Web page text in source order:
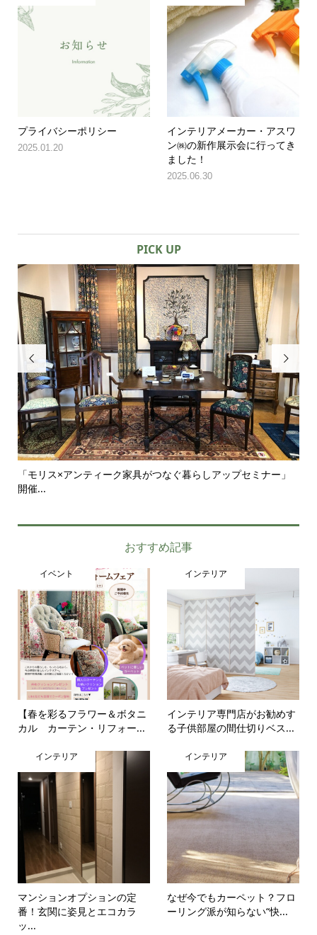
プライバシーポリシー
2025.01.20
インテリアメーカー・アスワ
ン㈱の新作展示会に行ってき
ました！
2025.06.30
PICK UP

シンプルな部屋にこそ似合うアンティーク家具｜一脚のチェア
がつ...

おすすめ記事
イベント
【春を彩るフラワー＆ボタニ
カル カーテン・リフォー...
インテリア
インテリア専門店がお勧めす
る子供部屋の間仕切りベス...
インテリア
マンションオプションの定
番！玄関に姿見とエコカラ
ッ...
インテリア
なぜ今でもカーペット？フロ
ーリング派が知らない“快...